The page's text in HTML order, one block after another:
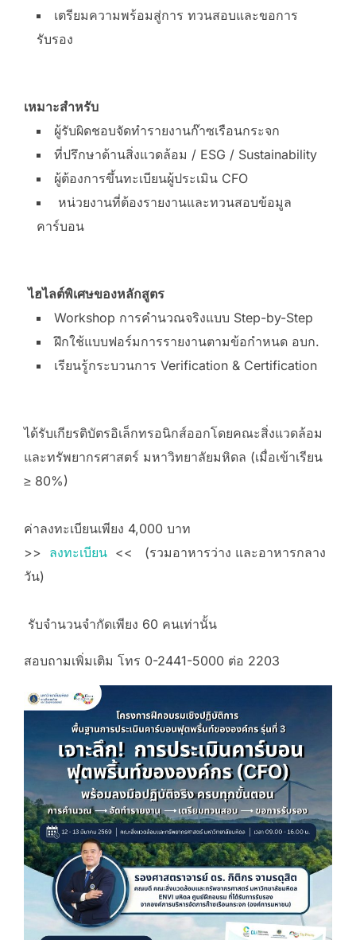
เตรียมความพร้อมสู่การ ทวนสอบและขอการ
รับรอง
เหมาะสำหรับ
ผู้รับผิดชอบจัดทำรายงานก๊าซเรือนกระจก
ที่ปรึกษาด้านสิ่งแวดล้อม / ESG / Sustainability
ผู้ต้องการขึ้นทะเบียนผู้ประเมิน CFO
หน่วยงานที่ต้องรายงานและทวนสอบข้อมูล
คาร์บอน
ไฮไลต์พิเศษของหลักสูตร
Workshop การคำนวณจริงแบบ Step-by-Step
ฝึกใช้แบบฟอร์มการรายงานตามข้อกำหนด อบก.
เรียนรู้กระบวนการ Verification & Certification
ได้รับเกียรติบัตรอิเล็กทรอนิกส์ออกโดยคณะสิ่งแวดล้อม
และทรัพยากรศาสตร์ มหาวิทยาลัยมหิดล (เมื่อเข้าเรียน
≥ 80%)
ค่าลงทะเบียนเพียง 4,000 บาท
>> ลงทะเบียน << (รวมอาหารว่าง และอาหารกลาง
วัน)
รับจำนวนจำกัดเพียง 60 คนเท่านั้น
สอบถามเพิ่มเติม โทร 0-2441-5000 ต่อ 2203